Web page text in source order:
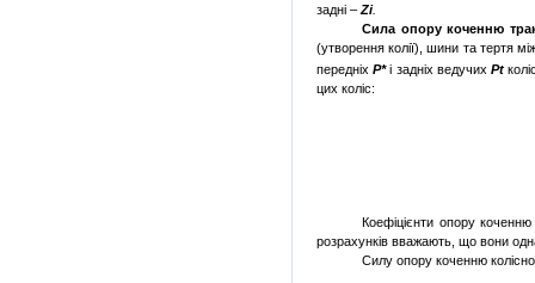
задні –Zi.
Сила опору коченню
(утворення колії), ши­ни та тертя
передніхР* і задніх веду­чих Pt
цих коліс:
Коефіцієнти опору
розрахунків вважають, що вони
Силу опору коченню